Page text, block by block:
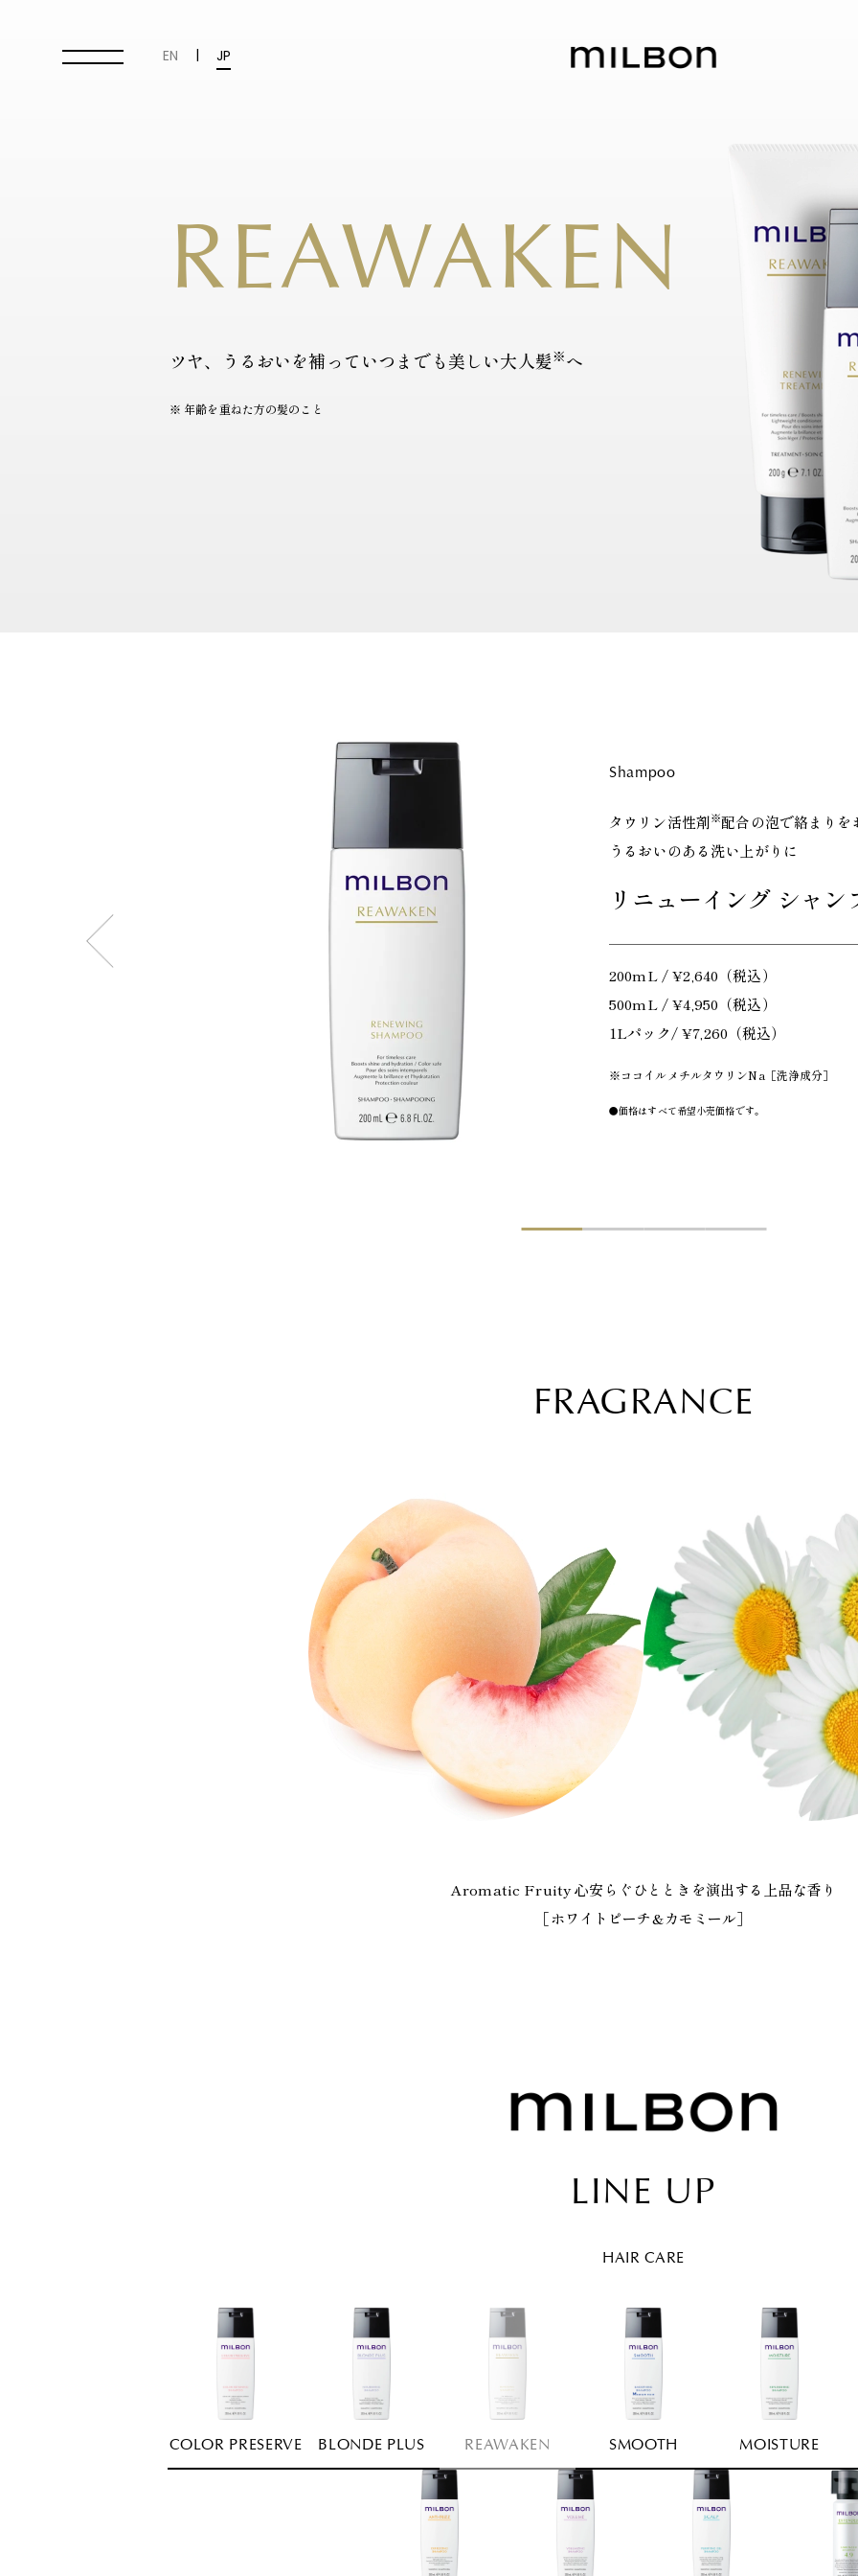
EN | JP
REAWAKEN
ツヤ、うるおいを補っていつまでも美しい大人髪※へ
※ 年齢を重ねた方の髪のこと
Shampoo
タウリン活性剤※配合の泡で絡まりを
うるおいのある洗い上がりに
リニューイング シャン
200mL / ¥2,640（税込）
500mL / ¥4,950（税込）
1Lパック/ ¥7,260（税込）
※ココイルメチルタウリンNa［洗浄成分］
●価格はすべて希望小売価格です。
FRAGRANCE
Aromatic Fruity 心安らぐひとときを演出する上品な香り
［ホワイトピーチ&カモミール］
LINE UP
HAIR CARE
COLOR PRESERVE BLONDE PLUS REAWAKEN SMOOTH MOISTURE